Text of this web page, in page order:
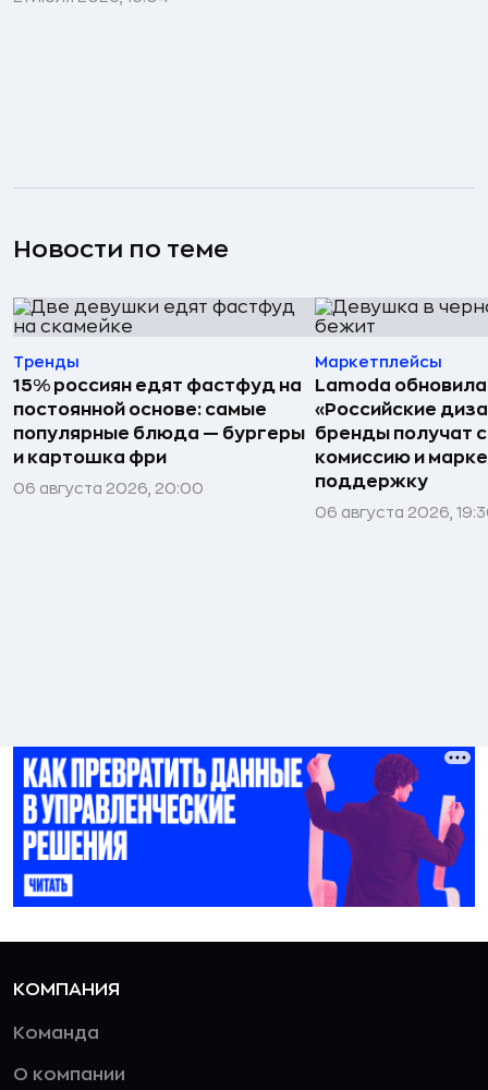
Новости по теме
Тренды
15% россиян едят фастфуд на
постоянной основе: самые
популярные блюда — бургеры
и картошка фри
06 августа 2026, 20:00
Маркетплейсы
Lamoda
«Российские
бренды получат
комиссию и
поддержку
06 августа 2026,
КОМПАНИЯ
Команда
О компании